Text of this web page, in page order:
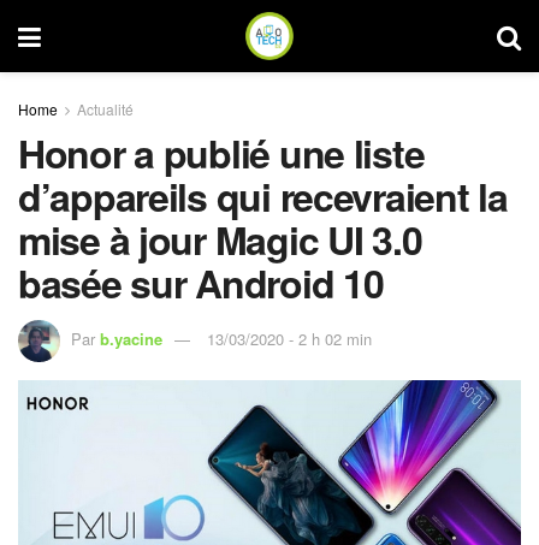
Home Actualité
Honor a publié une liste
d’appareils qui recevraient la
mise à jour Magic UI 3.0
basée sur Android 10
Par b.yacine 13/03/2020 - 2 h 02 min